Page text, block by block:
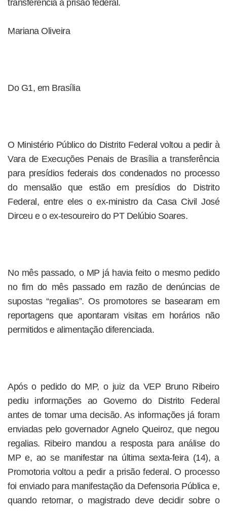
transferência a prisão federal.
Mariana Oliveira
Do G1, em Brasília
O Ministério Público do Distrito Federal voltou a pedir à
Vara de Execuções Penais de Brasília a transferência
para presídios federais dos condenados no processo
do mensalão que estão em presídios do Distrito
Federal, entre eles o ex-ministro da Casa Civil José
Dirceu e o ex-tesoureiro do PT Delúbio Soares.
No mês passado, o MP já havia feito o mesmo pedido
no fim do mês passado em razão de denúncias de
supostas “regalias”. Os promotores se basearam em
reportagens que apontaram visitas em horários não
permitidos e alimentação diferenciada.
Após o pedido do MP, o juiz da VEP Bruno Ribeiro
pediu informações ao Governo do Distrito Federal
antes de tomar uma decisão. As informações já foram
enviadas pelo governador Agnelo Queiroz, que negou
regalias. Ribeiro mandou a resposta para análise do
MP e, ao se manifestar na última sexta-feira (14), a
Promotoria voltou a pedir a prisão federal. O processo
foi enviado para manifestação da Defensoria Pública e,
quando retornar, o magistrado deve decidir sobre o